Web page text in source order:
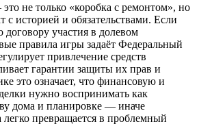
не только «коробка с ремонтом», но
с историей и обязательствами. Если
договору участия в долевом
правила игры задаёт Федеральный
привлечение средств
гарантии защиты их прав и
это означает, что финансовую и
нужно воспринимать как
дома и планировке — иначе
легко превращается в проблемный